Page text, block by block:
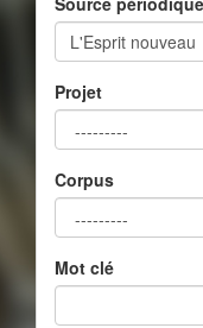
Projet
Corpus
Mot clé